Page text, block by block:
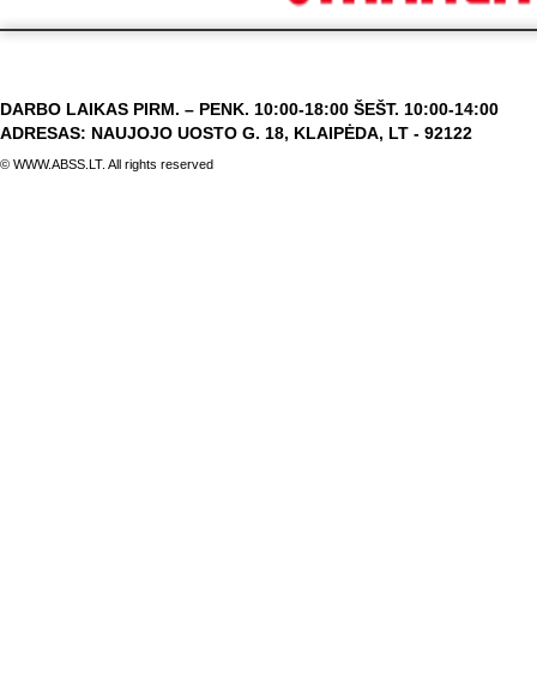
DARBO LAIKAS PIRM. – PENK. 10:00-18:00 ŠEŠT. 10:00-14:00
ADRESAS: NAUJOJO UOSTO G. 18, KLAIPĖDA, LT - 92122
© WWW.ABSS.LT. All rights reserved